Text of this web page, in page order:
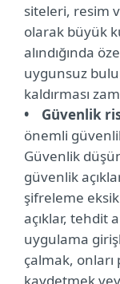
siteleri, resim
olarak büyük
alındığında
uygunsuz
kaldırması
• Güvenlik
önemli
Güvenlik
güvenlik
şifreleme
açıklar, tehdit
uygulama
çalmak,